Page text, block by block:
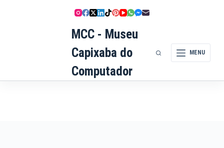
MCC - Museu
Capixaba do
Computador
MENU